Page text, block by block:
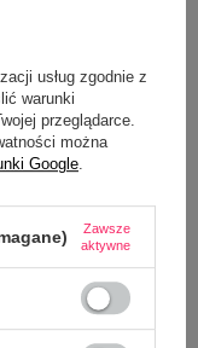
ZADAJ PYTANIE
usług zgodnie z
warunki
przeglądarce.
można
Google
Zawsze
aktywne